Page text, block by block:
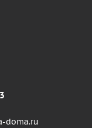
doma.ru